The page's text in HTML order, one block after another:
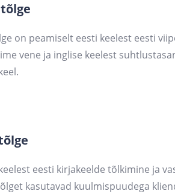
on peamiselt eesti keelest eesti
vene ja inglise keelest
eesti kirjakeelde tõlkimine ja
kasutavad kuulmispuudega